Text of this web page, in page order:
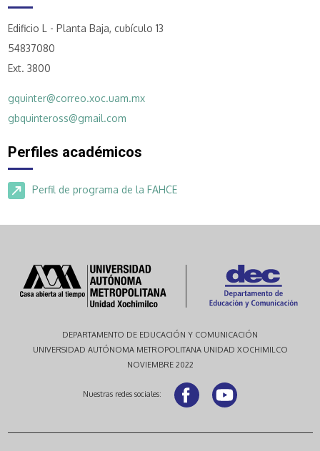
Edificio L - Planta Baja, cubículo 13
54837080
Ext. 3800
gquinter@correo.xoc.uam.mx
gbquinteross@gmail.com
Perfiles académicos
Perfil de programa de la FAHCE
DEPARTAMENTO DE EDUCACIÓN Y COMUNICACIÓN
UNIVERSIDAD AUTÓNOMA METROPOLITANA UNIDAD XOCHIMILCO
NOVIEMBRE 2022
Nuestras redes sociales: